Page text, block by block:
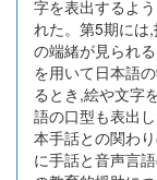
字を表出するよ
れた。第5期には
の端緒が見られ
を用いて日本語
るとき,絵や文字
語の口型も表出
本手話との関わ
に手話と音声言